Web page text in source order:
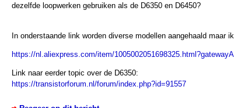
dezelfde loopwerken gebruiken als de D6350 en D6450?
In onderstaande link worden diverse modellen aangehaald maar
https://nl.aliexpress.com/item/
Link naar eerder topic over de D6350:
https://transistorforum.nl/forum/index.php?id=91557